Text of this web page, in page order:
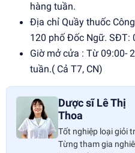
hàng tuần.
Địa chỉ Quầy thuốc
120 phố Đốc Ngữ. SĐT:
Giờ mở cửa : Từ 09:00-
tuần.( Cả T7, CN)
Dược sĩ Lê Thị
Thoa
Tốt nghiệp loại giỏi
Từng tham gia